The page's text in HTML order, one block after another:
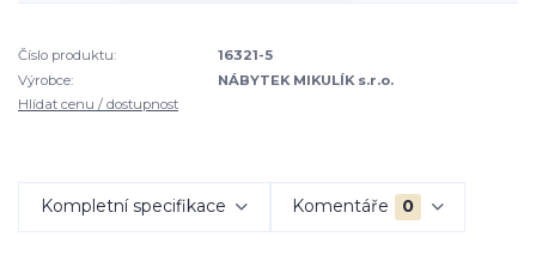
Číslo produktu:
16321-5
Výrobce:
NÁBYTEK MIKULÍK s.r.o.
Hlídat cenu / dostupnost
Kompletní specifikace Komentáře 0